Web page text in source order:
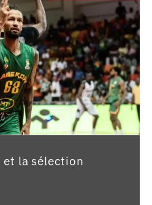
la sélection